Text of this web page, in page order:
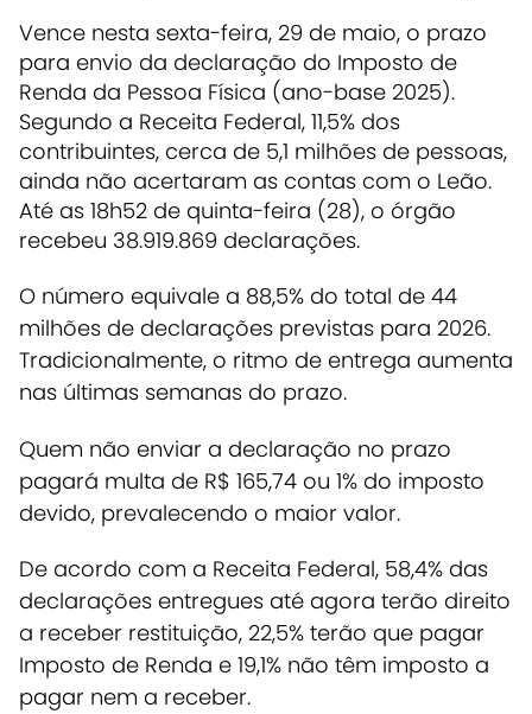
Vence nesta sexta-feira, 29 de maio, o prazo
para envio da declaração do Imposto de
Renda da Pessoa Física (ano-base 2025).
Segundo a Receita Federal, 11,5% dos
contribuintes, cerca de 5,1 milhões de pessoas,
ainda não acertaram as contas com o Leão.
Até as 18h52 de quinta-feira (28), o órgão
recebeu 38.919.869 declarações.
O número equivale a 88,5% do total de 44
milhões de declarações previstas para 2026.
Tradicionalmente, o ritmo de entrega aumenta
nas últimas semanas do prazo.
Quem não enviar a declaração no prazo
pagará multa de R$ 165,74 ou 1% do imposto
devido, prevalecendo o maior valor.
De acordo com a Receita Federal, 58,4% das
declarações entregues até agora terão direito
a receber restituição, 22,5% terão que pagar
Imposto de Renda e 19,1% não têm imposto a
pagar nem a receber.